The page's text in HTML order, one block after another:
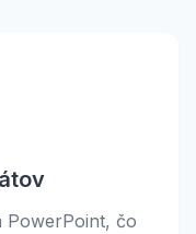
PowerPoint, čo